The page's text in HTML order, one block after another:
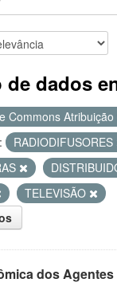
dados
Commons Atribuição
RADIODIFUSORES
TELEVISÃO
dos